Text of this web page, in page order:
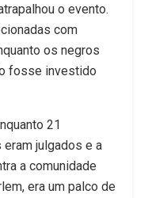
o evento.
com
os negros
fosse investido
21
julgados e a
a comunidade
era um palco de